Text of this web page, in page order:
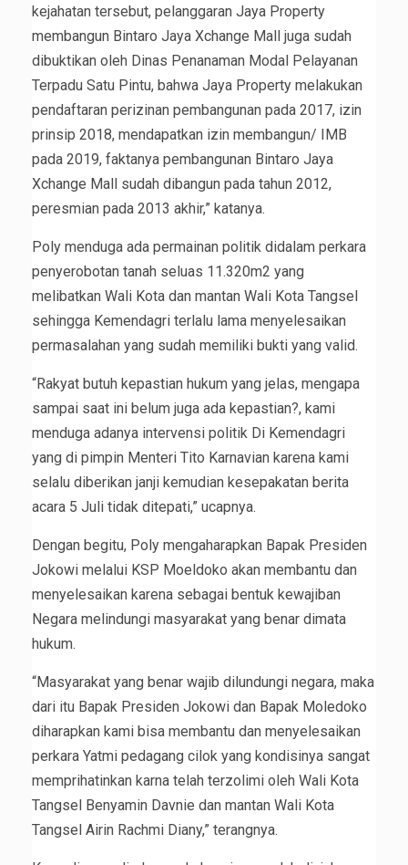
kejahatan tersebut, pelanggaran Jaya Property
membangun Bintaro Jaya Xchange Mall juga sudah
dibuktikan oleh Dinas Penanaman Modal Pelayanan
Terpadu Satu Pintu, bahwa Jaya Property melakukan
pendaftaran perizinan pembangunan pada 2017, izin
prinsip 2018, mendapatkan izin membangun/ IMB
pada 2019, faktanya pembangunan Bintaro Jaya
Xchange Mall sudah dibangun pada tahun 2012,
peresmian pada 2013 akhir,” katanya.
Poly menduga ada permainan politik didalam perkara
penyerobotan tanah seluas 11.320m2 yang
melibatkan Wali Kota dan mantan Wali Kota Tangsel
sehingga Kemendagri terlalu lama menyelesaikan
permasalahan yang sudah memiliki bukti yang valid.
“Rakyat butuh kepastian hukum yang jelas, mengapa
sampai saat ini belum juga ada kepastian?, kami
menduga adanya intervensi politik Di Kemendagri
yang di pimpin Menteri Tito Karnavian karena kami
selalu diberikan janji kemudian kesepakatan berita
acara 5 Juli tidak ditepati,” ucapnya.
Dengan begitu, Poly mengaharapkan Bapak Presiden
Jokowi melalui KSP Moeldoko akan membantu dan
menyelesaikan karena sebagai bentuk kewajiban
Negara melindungi masyarakat yang benar dimata
hukum.
“Masyarakat yang benar wajib dilundungi negara, maka
dari itu Bapak Presiden Jokowi dan Bapak Moledoko
diharapkan kami bisa membantu dan menyelesaikan
perkara Yatmi pedagang cilok yang kondisinya sangat
memprihatinkan karna telah terzolimi oleh Wali Kota
Tangsel Benyamin Davnie dan mantan Wali Kota
Tangsel Airin Rachmi Diany,” terangnya.